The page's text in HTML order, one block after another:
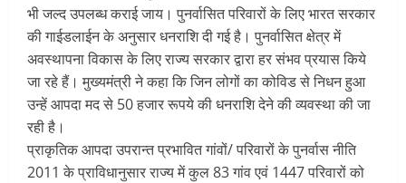
भी जल्द उपलब्ध कराई जाय। पुनर्वासित परिवारों के लिए भारत सरकार
की गाईडलाईन के अनुसार धनराशि दी गई है। पुनर्वासित क्षेत्र में
अवस्थापना विकास के लिए राज्य सरकार द्वारा हर संभव प्रयास किये
जा रहे हैं। मुख्यमंत्री ने कहा कि जिन लोगों का कोविड से निधन हुआ
उन्हें आपदा मद से 50 हजार रूपये की धनराशि देने की व्यवस्था की जा
रही है।
प्राकृतिक आपदा उपरान्त प्रभावित गांवों/ परिवारों के पुनर्वास नीति
2011 के प्राविधानुसार राज्य में कुल 83 गांव एवं 1447 परिवारों को